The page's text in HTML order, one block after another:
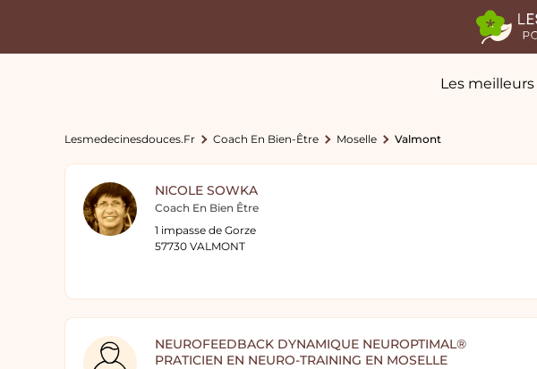
Les meilleurs
Lesmedecinesdouces.fr Coach En Bien-Être Moselle Valmont
NICOLE SOWKA
Coach En Bien Être
1 impasse de Gorze
57730 VALMONT
NEUROFEEDBACK DYNAMIQUE NEUROPTIMAL®
PRATICIEN EN NEURO-TRAINING EN MOSELLE